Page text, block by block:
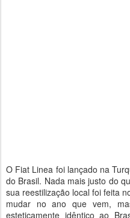
O Fiat Linea foi lançado na
do Brasil. Nada mais justo do
sua reestilização local foi feita
mudar no ano que vem,
esteticamente idêntico ao